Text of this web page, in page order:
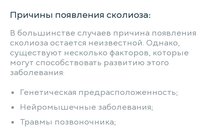
Причины появления сколиоза:
В большинстве случаев причина появления
сколиоза остается неизвестной. Однако,
существуют несколько факторов, которые
могут способствовать развитию этого
заболевания:
Генетическая предрасположенность;
Нейромышечные заболевания;
Травмы позвоночника;